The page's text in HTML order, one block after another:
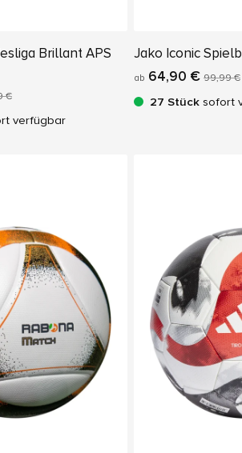
Brillant APS
€
verfügbar
Jako Iconic
ab 64,90 € 99,99 €
27 Stück sofort